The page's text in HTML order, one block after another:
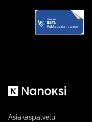
Asiakaspalvelu: